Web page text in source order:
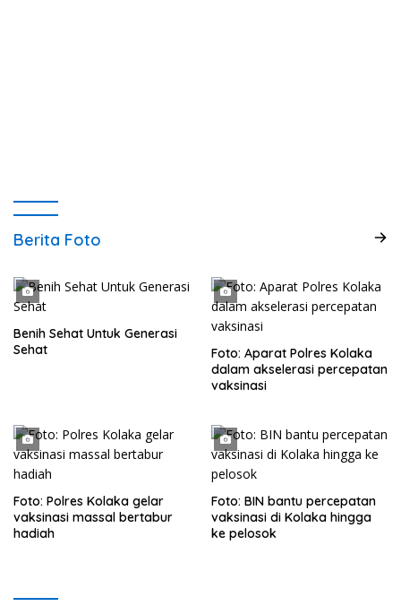
Berita Foto
Benih Sehat Untuk Generasi
Sehat
Foto: Aparat Polres Kolaka
dalam akselerasi percepatan
vaksinasi
Foto: Polres Kolaka gelar
vaksinasi massal bertabur
hadiah
Foto: BIN bantu percepatan
vaksinasi di Kolaka hingga
ke pelosok